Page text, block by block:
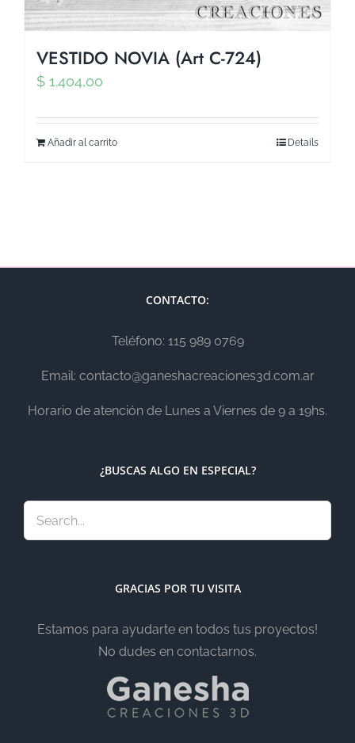
VESTIDO NOVIA (Art C-724)
$ 1.404,00
Añadir al carrito Details
CONTACTO:
Teléfono: 115 989 0769
Email: contacto@ganeshacreaciones3d.com.ar
Horario de atención de Lunes a Viernes de 9 a 19hs.
¿BUSCAS ALGO EN ESPECIAL?
GRACIAS POR TU VISITA
Estamos para ayudarte en todos tus proyectos!
No dudes en contactarnos.